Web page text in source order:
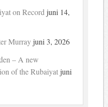
on Record juni 14,
Murray juni 3, 2026
– A new
of the Rubaiyat juni